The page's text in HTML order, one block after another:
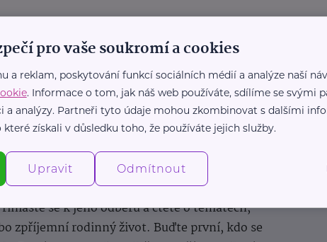
den, podpora pro rodiče i sdílení zkušeností.
se k jeho odběru a čtěte o tématech,
zpříjemní rodinný život. Buďte první, kdo se
pro vaše soukromí a cookies
a reklam, poskytování funkcí sociálních médií a analýze naší
. Informace o tom, jak náš web používáte, sdílíme se svými
a analýzy. Partneři tyto údaje mohou zkombinovat s dalšími
získali v důsledku toho, že používáte jejich služby.
Upravit Odmítnout